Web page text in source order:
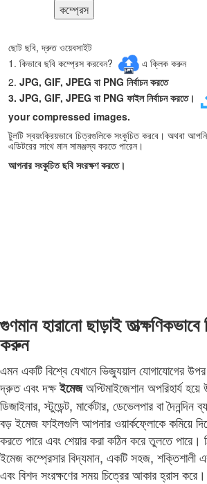
কম্প্রেস
ছোট ছবি, দ্রুত ওয়েবসাইট
1. কিভাবে ছবি কম্প্রেস করবেন?
এ ক্লিক করুন
2. JPG, GIF, JPEG বা PNG নির্বাচন করতে
3. JPG, GIF, JPEG বা PNG ফাইল নির্বাচন করতে।
your compressed images.
টুলটি স্বয়ংক্রিয়ভাবে চিত্রগুলিকে সংকুচিত করবে। অথবা
এডিটরের সাথে মান সামঞ্জস্য করতে পারেন।
আপনার সংকুচিত ছবি সংরক্ষণ করতে।
গুণমান হারানো ছাড়াই
করুন
এমন একটি বিশ্বে যেখানে ভিজ্যুয়াল যোগাযোগের
দ্রুত এবং দক্ষইমেজঅপ্টিমাইজেশান অপরিহার্য
ডিজাইনার, স্টুডেন্ট, মার্কেটার, ডেভেলপার বা দৈনন্দিন
বড় ইমেজ ফাইলগুলি আপনার ওয়ার্কফ্লোকে কমিয়ে
করতে পারে এবং শেয়ার করা কঠিন করে তুলতে
ইমেজ কম্প্রেসার বিদ্যমান, একটি সহজ, শক্তিশালী
এবং বিশদ সংরক্ষণের সময় চিত্রের আকার হ্রাস করে।